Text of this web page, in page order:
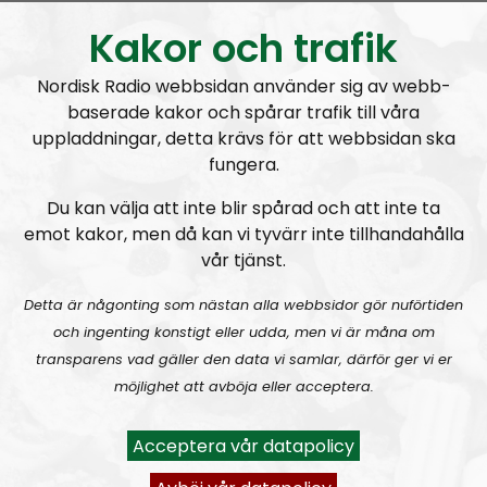
Till alla kvinnliga sympatisörer
Frågor och svar till dig som funderar på att ansluta dig
Ledarperspektiv Avsnitt 2023-05-31
Ledarperspektiv #95:Äta myror?! Livsmedel – inflation och produktion
Kakor och trafik
Nordisk Radio webbsidan använder sig av webb-
baserade kakor och spårar trafik till våra
uppladdningar, detta krävs för att webbsidan ska
fungera.
Du kan välja att inte blir spårad och att inte ta
emot kakor, men då kan vi tyvärr inte tillhandahålla
vår tjänst.
Detta är någonting som nästan alla webbsidor gör nuförtiden
och ingenting konstigt eller udda, men vi är måna om
transparens vad gäller den data vi samlar, därför ger vi er
möjlighet att avböja eller acceptera.
Acceptera vår datapolicy